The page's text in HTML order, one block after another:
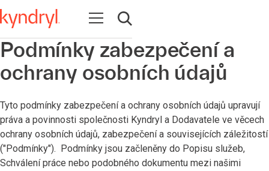
Open navigation
Open search
Podmínky zabezpečení a
ochrany osobních údajů
Tyto podmínky zabezpečení a ochrany osobních údajů upravují
práva a povinnosti společnosti Kyndryl a Dodavatele ve věcech
ochrany osobních údajů, zabezpečení a souvisejících záležitostí
("Podmínky"). Podmínky jsou začleněny do Popisu služeb,
Schválení práce nebo podobného dokumentu mezi našimi